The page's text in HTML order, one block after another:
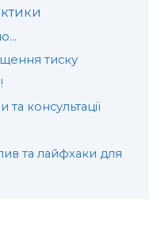
тиску
та консультації
та лайфхаки для